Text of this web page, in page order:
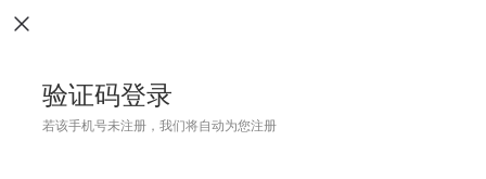
验证码登录
若该手机号未注册，我们将自动为您注册